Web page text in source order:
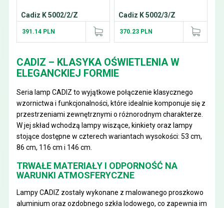
Cadiz K 5002/2/Z
391.14 PLN
Cadiz K 5002/3/Z
370.23 PLN
CADIZ – KLASYKA OŚWIETLENIA W
ELEGANCKIEJ FORMIE
Seria lamp CADIZ to wyjątkowe połączenie klasycznego
wzornictwa i funkcjonalności, które idealnie komponuje się z
przestrzeniami zewnętrznymi o różnorodnym charakterze.
W jej skład wchodzą lampy wiszące, kinkiety oraz lampy
stojące dostępne w czterech wariantach wysokości: 53 cm,
86 cm, 116 cm i 146 cm.
TRWAŁE MATERIAŁY I ODPORNOŚĆ NA
WARUNKI ATMOSFERYCZNE
Lampy CADIZ zostały wykonane z malowanego proszkowo
aluminium oraz ozdobnego szkła lodowego, co zapewnia im